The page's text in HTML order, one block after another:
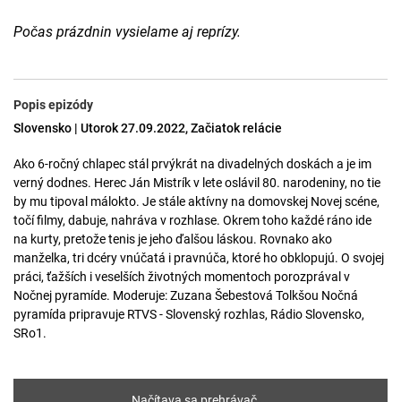
Počas prázdnin vysielame aj reprízy.
Popis epizódy
Slovensko | Utorok 27.09.2022, Začiatok relácie
Ako 6-ročný chlapec stál prvýkrát na divadelných doskách a je im
verný dodnes. Herec Ján Mistrík v lete oslávil 80. narodeniny, no tie
by mu tipoval málokto. Je stále aktívny na domovskej Novej scéne,
točí filmy, dabuje, nahráva v rozhlase. Okrem toho každé ráno ide
na kurty, pretože tenis je jeho ďalšou láskou. Rovnako ako
manželka, tri dcéry vnúčatá i pravnúča, ktoré ho obklopujú. O svojej
práci, ťažších i veselších životných momentoch porozprával v
Nočnej pyramíde. Moderuje: Zuzana Šebestová Tolkšou Nočná
pyramída pripravuje RTVS - Slovenský rozhlas, Rádio Slovensko,
SRo1.